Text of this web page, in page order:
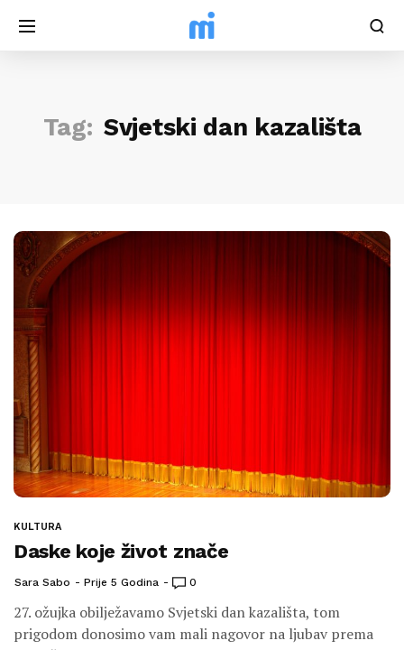
Tag: Svjetski dan kazališta
KULTURA
Daske koje život znače
Sara Sabo Prije 5 Godina 0
27. ožujka obilježavamo Svjetski dan kazališta, tom
prigodom donosimo vam mali nagovor na ljubav prema